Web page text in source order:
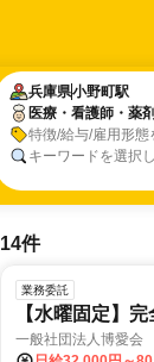
兵庫県小野町駅
医療・看護師・薬
特徴/給与/雇用形
キーワードを選択
兵庫県小野町駅
医療・看護師・薬
14件
業務委託
【水曜固定】
一般社団法人博愛会